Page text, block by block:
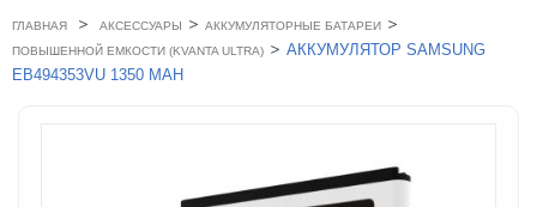
ГЛАВНАЯ > АКСЕССУАРЫ > АККУМУЛЯТОРНЫЕ БАТАРЕИ >
ПОВЫШЕННОЙ ЕМКОСТИ (KVANTA ULTRA) > АККУМУЛЯТОР SAMSUNG
EB494353VU 1350 MAH